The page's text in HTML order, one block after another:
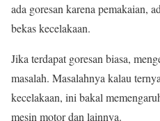
ada goresan karena pemakaian,
bekas kecelakaan.
Jika terdapat goresan biasa,
masalah. Masalahnya kalau
kecelakaan, ini bakal
mesin motor dan lainnya.